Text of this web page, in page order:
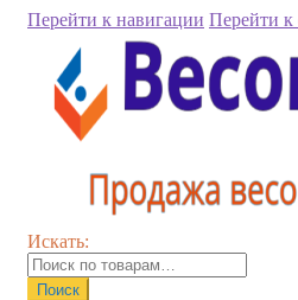
Перейти к навигации Перейти
Искать:
Поиск